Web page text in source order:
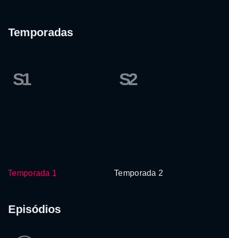
Temporadas
S1
Temporada 1
S2
Temporada 2
Episódios